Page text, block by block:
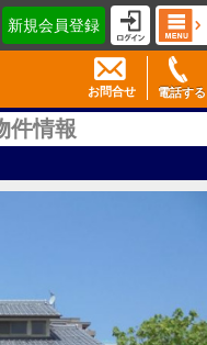
新規会員登録
電話する
お問合せ
件情報